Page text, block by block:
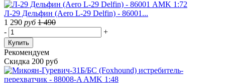
Л-29 Дельфин (Aero L-29 Delfin) - 86001...
1 290 руб 1 490
-
+
Купить
Рекомендуем
Скидка 200 руб